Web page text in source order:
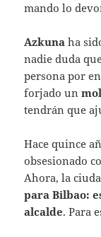
mando lo
Azkunaha
nadie duda
persona por
forjado un
tendrán que
Hace quince
obsesionado
Ahora, la
para Bilbao:
alcalde. Para